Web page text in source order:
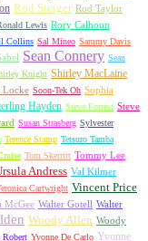
Rod Steiger Rod Taylor
Lewis Rory Calhoun
Collins Sal Mineo Sammy Davis
Sean Connery Sean
Knight Shirley MacLaine
Locke Soon-Tek Oh Sophia
Hayden Steve Forrest Steve
Susan Strasberg Sylvester
Terence Stamp Tetsuro Tamba
Tom Skerritt Tommy Lee
Andress Val Kilmer
Cartwright Vincent Price
McGee Walter Gotell Walter
Woody Allen Woody
Robert Yvonne De Carlo Yvonne